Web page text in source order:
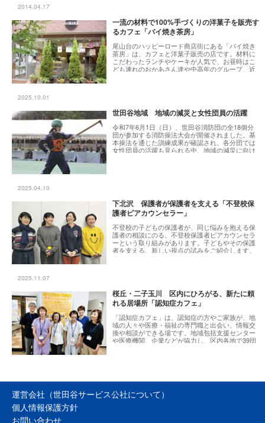
2014.04.17
一流の材料で100%手づくりの洋菓子を販売す
るカフェ「パイ焼き茶房」
尾山台のハッピーロード商店街にある「パイ焼き
茶房」は、カフェと洋菓子販売の店です。材料に
こだわったランチやケーキが人気で、お昼時はこ
ども連れのおかあさん達や中高年のグループ、近
近くの「パイ焼き窯」という製造所でつくられて
いて、こちらもやはり就労支援事業所のひとつ。
今回はその「パイ焼き茶房」と「パイ焼き窯」を
紹介します。
2025.10.01
世田谷地域 地域の減災と女性団員の活躍
令和7年6月1日（日）、世田谷消防団の全18個分
団が参加する消防操法大会が開催されました。基
本操法を通じた訓練成果が確認され、各分団では
女性団員の活躍も見られる中、地域の減災に向け
2025.04.10
下北沢 保護者が保護者を支える「不登校保
護者ピアカウンセラー」
不登校の子どもの保護者が、同じ悩みを抱える保
護者の相談にのる、不登校保護者ピアカウンセラ
ーという取り組みがあります。子どもやその保護
者を支える、新しい視点の試みをご紹介します。
2025.11.07
桜丘・二子玉川 区内にひろがる、新たに頼
れる居場所「認知症カフェ」
「認知症カフェ」は、認知症の方やご家族が、地
域の人々や医療・福祉の専門職と出会い、情報交
換や相談ができる場です。地域包括支援センター
や医療機関、企業などが協力し、区内各地で39団
運営会社（世田谷サービス公社について）
個人情報保護方針
お問い合わせ